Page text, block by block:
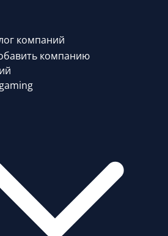
компаний
компанию